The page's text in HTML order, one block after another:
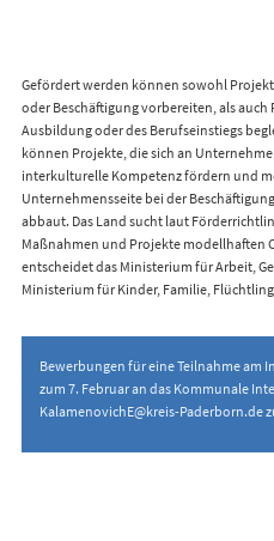
Gefördert werden können sowohl
oder Beschäftigung vorbereiten, als
Ausbildung oder des Berufseinstiegs
können Projekte, die sich an
interkulturelle Kompetenz fördern und
Unternehmensseite bei der
abbaut. Das Land sucht laut
Maßnahmen und Projekte modellhaften
entscheidet das Ministerium für Arbeit,
Ministerium für Kinder, Familie,
Bewerbungen für eine Teilnahme am
zum 7. Februar an das Kommunale
KalamenovichE@kreis-Paderborn.de